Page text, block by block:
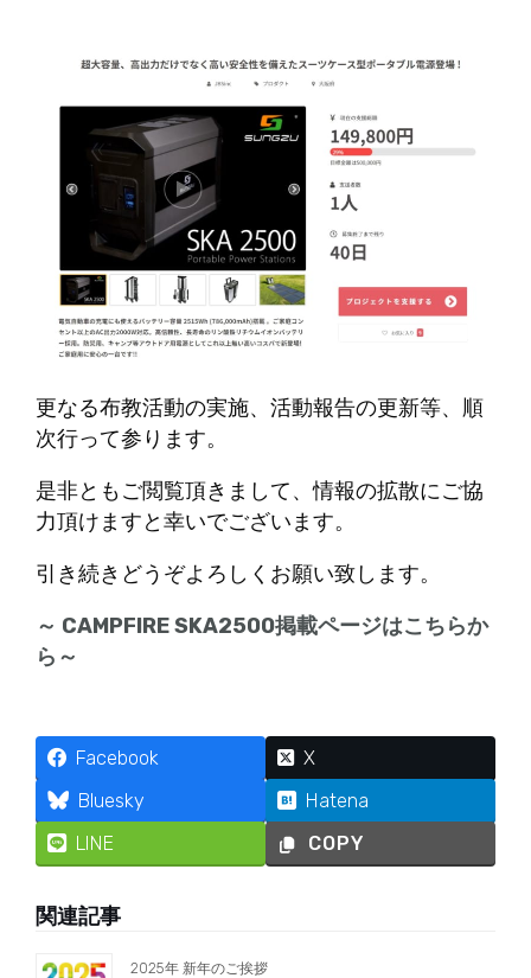
更なる布教活動の実施、活動報告の更新等、順
次行って参ります。
是非ともご閲覧頂きまして、情報の拡散にご協
力頂けますと幸いでございます。
引き続きどうぞよろしくお願い致します。
～ CAMPFIRE SKA2500掲載ページはこちらか
ら～
Facebook
X
Bluesky
Hatena
LINE
COPY
関連記事
2025年 新年のご挨拶